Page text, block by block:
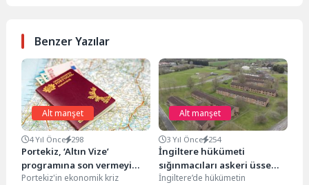
Benzer Yazılar
Alt manşet
4 Yıl Önce 298
Portekiz, ‘Altın Vize’
programına son vermeyi
planlıyor
Portekiz'in ekonomik kriz
Alt manşet
3 Yıl Önce 254
İngiltere hükümeti
sığınmacıları askeri üsse
yerleştirecek
İngiltere’de hükümetin